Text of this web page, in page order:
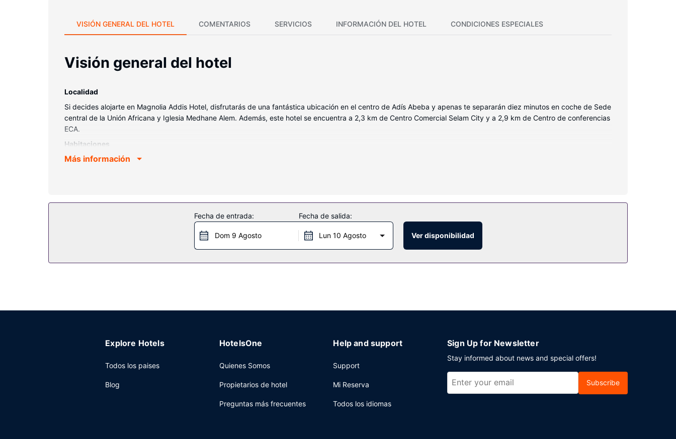
VISIÓN GENERAL DEL HOTEL COMENTARIOS SERVICIOS INFORMACIÓN DEL HOTEL CONDICIONES ESPECIALES
Visión general del hotel
Localidad
Si decides alojarte en Magnolia Addis Hotel, disfrutarás de una fantástica ubicación en el centro de Adís Abeba y apenas te separarán diez minutos en coche de Sede
central de la Unión Africana y Iglesia Medhane Alem. Además, este hotel se encuentra a 2,3 km de Centro Comercial Selam City y a 2,9 km de Centro de conferencias
ECA.
Habitaciones
Te sentirás como en tu propia casa en cualquiera de las 86 habitaciones con muebles diferentes, equipadas con frigorífico y televisión de pantalla plana. La conexión
Disfruta de tus momentos de ocio con instalaciones como una piscina cubierta, sauna y gimnasio. En este hotel de estilo art decó encontrarás también conexión a
Internet wifi gratis, servicios de conserjería y una zona para barbacoas. El servicio de transporte (de pago) te llevará a varios puntos imprescindibles de la zona.
Mag Tree, un restaurante especializado en cocina local e internacional, te lo pone fácil para almorzar o cenar, aunque también puedes aprovechar el servicio de
habitaciones las 24 horas. Disfruta de tu bebida favorita en el bar o lounge o en el bar junto a la piscina. Se ofrece un desayuno bufé todos los días de 06:30 a 10:00
Más información
Fecha de entrada:
Dom 9 Agosto
Fecha de salida:
Lun 10 Agosto Ver disponibilidad
Explore Hotels
Todos los paises
Blog
HotelsOne
Quienes Somos
Propietarios de hotel
Preguntas más frecuentes
Help and support
Support
Mi Reserva
Todos los idiomas
Sign Up for Newsletter
Stay informed about news and special offers!
Subscribe